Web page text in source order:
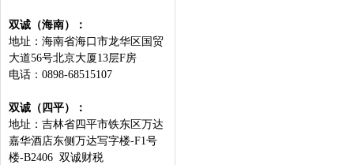
双诚（海南）：
地址：海南省海口市龙华区国贸
大道56号北京大厦13层F房
电话：0898-68515107
双诚（四平）：
地址：吉林省四平市铁东区万达
嘉华酒店东侧万达写字楼-F1号
楼-B2406 双诚财税